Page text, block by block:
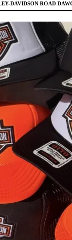
DAVIDSON ROAD